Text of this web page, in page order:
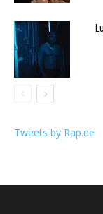
Tweets by Rap.de